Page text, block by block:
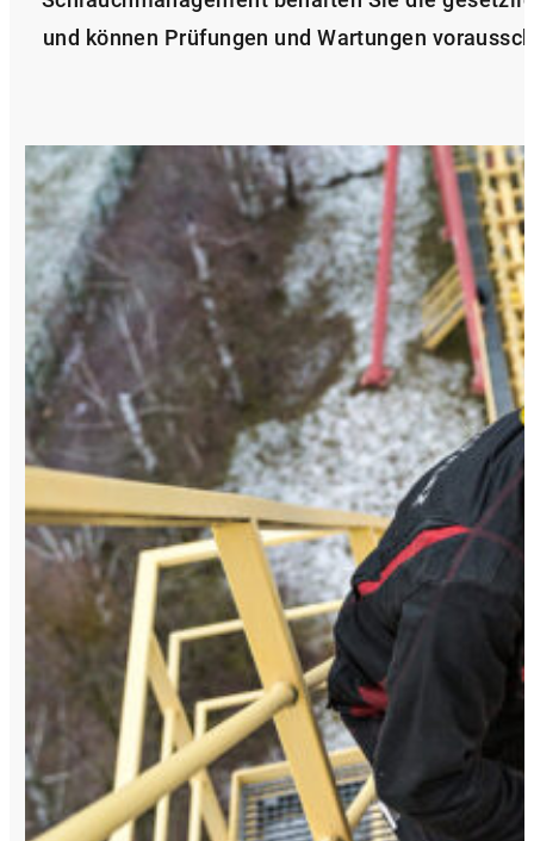
und können Prüfungen und Wartungen